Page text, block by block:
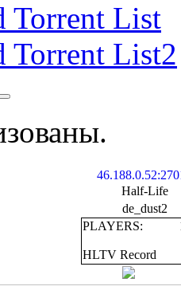
Torrent List
Torrent List2
Half-Life
de_dust2
PLAYERS:
HLTV Record